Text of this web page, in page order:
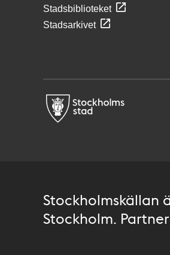
Stadsbiblioteket
Stadsarkivet
Stockholmskällan
Stockholm.